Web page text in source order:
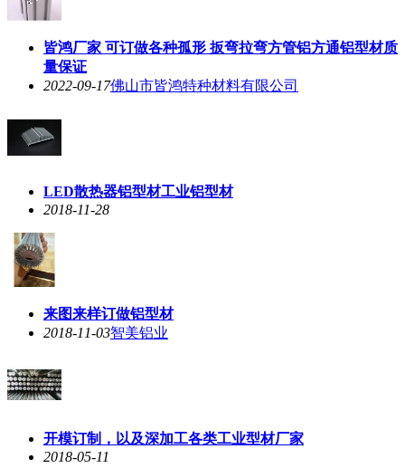
皆鸿厂家 可订做各种孤形 扳弯拉弯方管铝方通铝型材质
量保证
2022-09-17佛山市皆鸿特种材料有限公司
LED散热器铝型材工业铝型材
2018-11-28
来图来样订做铝型材
2018-11-03智美铝业
开模订制，以及深加工各类工业型材厂家
2018-05-11